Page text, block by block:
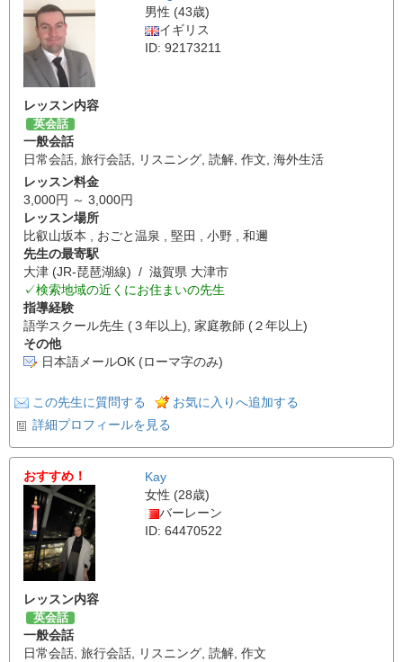
男性 (43歳)
イギリス
ID: 92173211
レッスン内容
英会話
一般会話
日常会話 旅行会話 リスニング 読解 作文 海外生活
レッスン料金
3,000円 ～ 3,000円
レッスン場所
比叡山坂本 , おごと温泉 , 堅田 , 小野 , 和邇
先生の最寄駅
大津 (JR-琵琶湖線) / 滋賀県 大津市
✓検索地域の近くにお住まいの先生
指導経験
語学スクール先生 (３年以上), 家庭教師 (２年以上)
その他
日本語メールOK (ローマ字のみ)
この先生に質問する
お気に入りへ追加する
詳細プロフィールを見る
おすすめ！
Kay
女性 (28歳)
バーレーン
ID: 64470522
レッスン内容
英会話
一般会話
日常会話 旅行会話 リスニング 読解 作文